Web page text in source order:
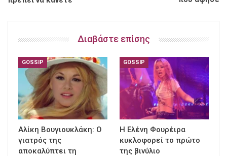
Διαβάστε επίσης
GOSSIP
Αλίκη Βουγιουκλάκη: Ο
γιατρός της
αποκαλύπτει τη
GOSSIP
Η Ελένη Φουρέιρα
κυκλοφορεί το πρώτο
της βινύλιο